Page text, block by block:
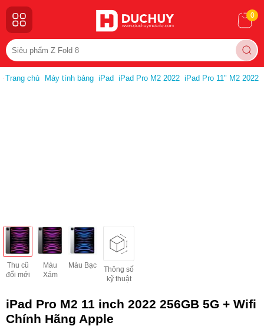
0
Trang chủ Máy tính bảng iPad iPad Pro M2 2022 iPad Pro 11" M2 2022
Thu cũ
đổi mới
Màu
Xám
Màu Bạc
Thông số
kỹ thuật
iPad Pro M2 11 inch 2022 256GB 5G + Wifi
Chính Hãng Apple